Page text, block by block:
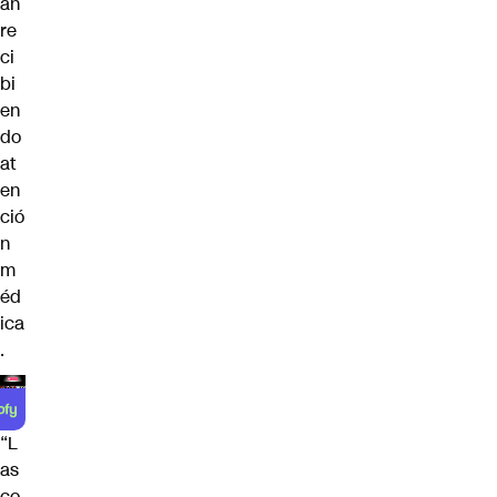
re
ci
bi
en
do
at
en
ció
n
m
éd
ica
.
“L
as